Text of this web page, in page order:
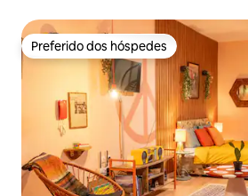
Preferido dos hóspedes
Preferido dos hóspedes